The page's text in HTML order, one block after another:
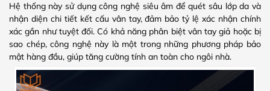
Hệ thống này sử dụng công nghệ siêu âm để quét sâu lớp da và
nhận diện chi tiết kết cấu vân tay, đảm bảo tỷ lệ xác nhận chính
xác gần như tuyệt đối. Có khả năng phân biệt vân tay giả hoặc bị
sao chép, công nghệ này là một trong những phương pháp bảo
mật hàng đầu, giúp tăng cường tính an toàn cho ngôi nhà.